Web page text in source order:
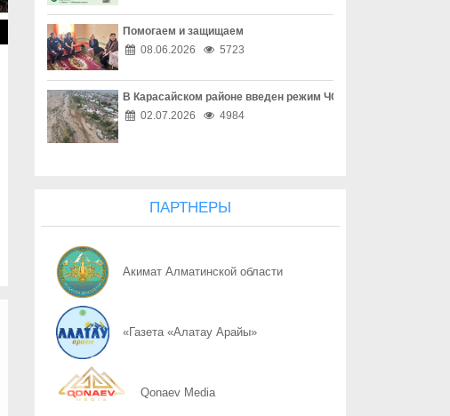
06.08 Перекресток, где победила вежливость
06.08 Право собственности - основа доверия
06.08 Собственность начинается с уважения
06.08 Дроппер - не безобидный посредник
06.08
06.08
06.08 Радиоэкологический мониторинг приграничных территорий
Помогаем и защищаем
08.06.2026
5723
В Карасайском районе введен режим ЧС местного масштаба
02.07.2026
4984
ПАРТНЕРЫ
Акимат Алматинской области
«Газета «Алатау Арайы»
Qonaev Media